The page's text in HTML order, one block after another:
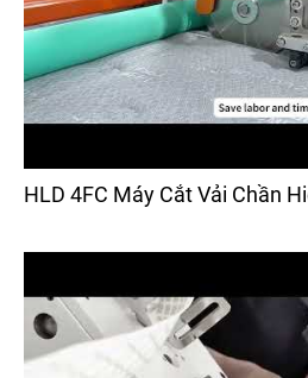
HLD 4FC Máy Cắt Vải Chần